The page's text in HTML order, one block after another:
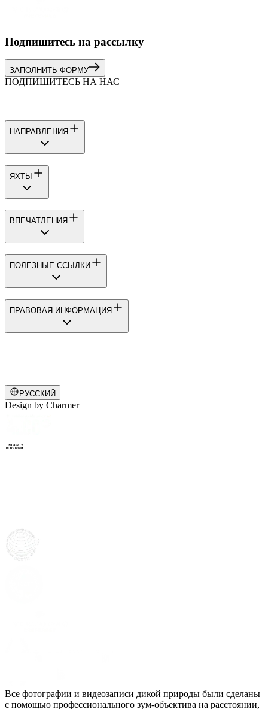
Подпишитесь на рассылку
ЗАПОЛНИТЬ ФОРМУ
ПОДПИШИТЕСЬ НА НАС
НАПРАВЛЕНИЯ
ЯХТЫ
ВПЕЧАТЛЕНИЯ
ПОЛЕЗНЫЕ ССЫЛКИ
ПРАВОВАЯ ИНФОРМАЦИЯ
РУССКИЙ
Design by Charmer
Все фотографии и видеозаписи дикой природы были сделаны
с помощью профессионального зум-объектива на расстоянии,